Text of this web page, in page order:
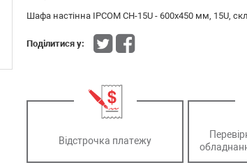
Шафа настінна IPCOM СН-15U - 600х450 мм, 15U,
Поділитися у:
Відстрочка платежу